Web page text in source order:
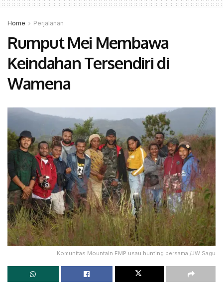
Home Perjalanan
Rumput Mei Membawa
Keindahan Tersendiri di
Wamena
Komunitas Mountain FMP usau hunting bersama /JW Sagu